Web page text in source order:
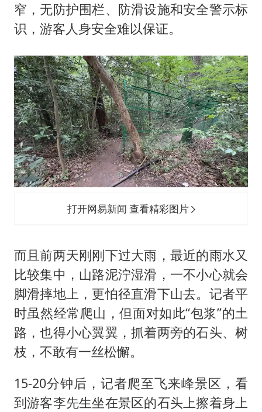
窄，无防护围栏、防滑设施和安全警示标
识，游客人身安全难以保证。
打开网易新闻 查看精彩图片
而且前两天刚刚下过大雨，最近的雨水又
比较集中，山路泥泞湿滑，一不小心就会
脚滑摔地上，更怕径直滑下山去。记者平
时虽然经常爬山，但面对如此“包浆”的土
路，也得小心翼翼，抓着两旁的石头、树
枝，不敢有一丝松懈。
15-20分钟后，记者爬至飞来峰景区，看
到游客李先生坐在景区的石头上擦着身上